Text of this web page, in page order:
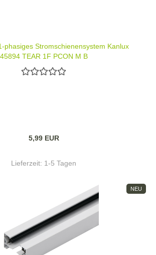
phasiges Stromschienensystem Kanlux
45894 TEAR 1F PCON M B
5,99 EUR
Lieferzeit: 1-5 Tagen
NEU